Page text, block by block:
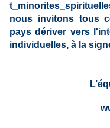
nous invitons tous
pays dériver vers
individuelles, à la